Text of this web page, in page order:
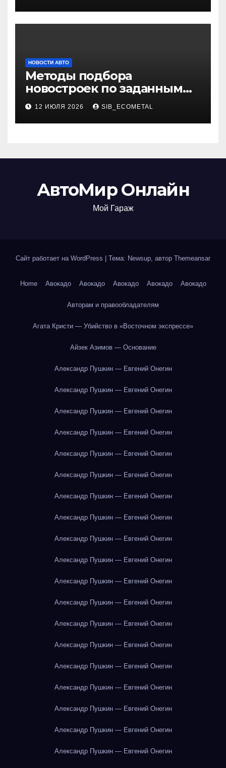
НОВОСТИ АВТО
Методы подбора
новостроек по заданным
критериям
12 ИЮЛЯ 2026 SIB_ECOMETAL
АвтоМир Онлайн
Мой Гараж
Сайт работает на WordPress Тема: Newsup, автор Themeansar
Home Авокадо Авокадо Авокадо Авокадо Авокадо
Авторам и правообладателям
Агата Кристи — Убийство в «Восточном экспрессе»
Айзек Азимов — Основание
Александр Пушкин — Евгений Онегин
Александр Пушкин — Евгений Онегин
Александр Пушкин — Евгений Онегин
Александр Пушкин — Евгений Онегин
Александр Пушкин — Евгений Онегин
Александр Пушкин — Евгений Онегин
Александр Пушкин — Евгений Онегин
Александр Пушкин — Евгений Онегин
Александр Пушкин — Евгений Онегин
Александр Пушкин — Евгений Онегин
Александр Пушкин — Евгений Онегин
Александр Пушкин — Евгений Онегин
Александр Пушкин — Евгений Онегин
Александр Пушкин — Евгений Онегин
Александр Пушкин — Евгений Онегин
Александр Пушкин — Евгений Онегин
Александр Пушкин — Евгений Онегин
Александр Пушкин — Евгений Онегин
Александр Пушкин — Евгений Онегин